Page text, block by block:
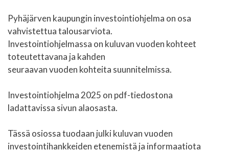
Pyhäjärven kaupungin investointiohjelma on osa
vahvistettua talousarviota.
Investointiohjelmassa on kuluvan vuoden kohteet
toteutettavana ja kahden
seuraavan vuoden kohteita suunnitelmissa.
Investointiohjelma 2025 on pdf-tiedostona
ladattavissa sivun alaosasta.
Tässä osiossa tuodaan julki kuluvan vuoden
investointihankkeiden etenemistä ja informaatiota